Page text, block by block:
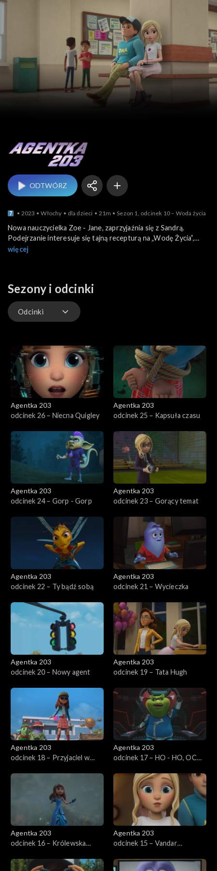
ODTWÓRZ
2023 Włochy dla dzieci 21m Sezon 1, odcinek 10 – Woda życia
Nowa nauczycielka Zoe - Jane, zaprzyjaźnia się z Sandrą.
Podejrzanie interesuje się tajną recepturą na „Wodę Życia”,
którą Sandra stworzyła dla lepszego wzrostu roślin.
więcej
Sezony i odcinki
Odcinki
Agentka 203
odcinek 26 – Niecna Quigley
Agentka 203
odcinek 25 – Kapsuła czasu
Agentka 203
odcinek 24 – Gorp - Gorp
Agentka 203
odcinek 23 – Gorący temat
Agentka 203
odcinek 22 – Ty bądź sobą
Agentka 203
odcinek 21 – Wycieczka
Agentka 203
odcinek 20 – Nowy agent
Agentka 203
odcinek 19 – Tata Hugh
Agentka 203
odcinek 18 – Przyjaciel w
Agentka 203
odcinek 17 – HO - HO, OCH
Agentka 203
odcinek 16 – Królewska
Agentka 203
odcinek 15 – Vandar